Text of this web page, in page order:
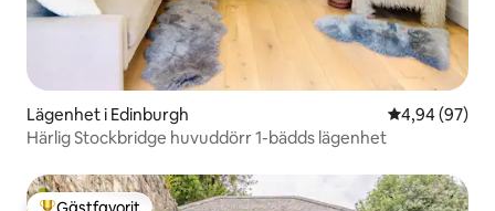
Lägenhet i Edinburgh 4,94 av 5 i
4,94 (97)
Härlig Stockbridge huvuddörr 1-bädds lägenhet